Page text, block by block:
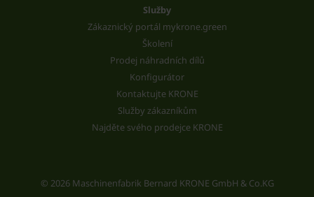
Služby
Zákaznický portál mykrone.green
Školení
Prodej náhradních dílů
Konfigurátor
Kontaktujte KRONE
Služby zákazníkům
Najděte svého prodejce KRONE
© 2026 Maschinenfabrik Bernard KRONE GmbH & Co.KG